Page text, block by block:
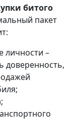
битого
пакет
личности –
доверенность,